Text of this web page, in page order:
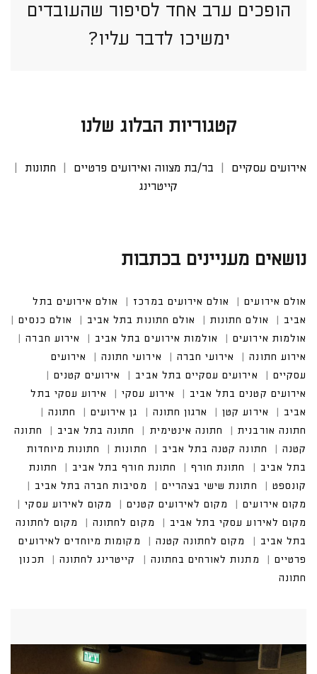
הופכים ערב אחד לסיפור שהעובדים
ימשיכו לדבר עליו?
קטגוריות הבלוג שלנו
אירועים עסקיים בר/בת מצווה ואירועים פרטיים
חתונות
קייטרינג
נושאים מעניינים בכתבות
אולם אירועים אולם אירועים במרכז
אולם אירועים בתל
אביב
אולם חתונות אולם חתונות בתל אביב
אולם כנסים
אולמות אירועים
אולמות אירועים בתל אביב
אירוע חברה
אירוע חתונה
אירועי חברה אירועי חתונה
אירועים
עסקיים
אירועים עסקיים בתל אביב
אירועים קטנים
אירועים קטנים בתל אביב
אירוע עסקי
אירוע עסקי בתל
אביב
אירוע קטן ארגון חתונה גן אירועים
חתונה
חתונה אורבנית
חתונה אינטימית חתונה בתל אביב
חתונה
קטנה
חתונה קטנה בתל אביב חתונות
חתונות מיוחדות
בתל אביב
חתונת חורף חתונת חורף בתל אביב
חתונת
קונספט
חתונת שישי בצהריים
מסיבות חברה בתל אביב
מקום אירועים
מקום לאירועים קטנים
מקום לאירוע עסקי
מקום לאירוע עסקי בתל אביב
מקום לחתונה
מקום לחתונה
בתל אביב
מקום לחתונה קטנה
מקומות מיוחדים לאירועים
פרטיים
מתנות לאורחים בחתונה קייטרינג לחתונה
תכנון
חתונה